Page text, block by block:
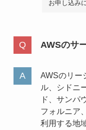
お申し込み
AWSのサ
AWSのリー
ル、シドニ
ド、サンパ
フォルニア
利用する地